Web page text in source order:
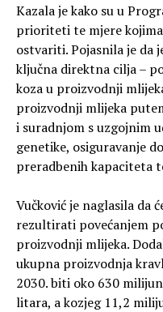
Kazala je kako su u
prioriteti te mjere
ostvariti. Pojasnila je
ključna direktna cilja –
koza u proizvodnji
proizvodnji mlijeka
i suradnjom s uzgojnim
genetike, osiguravanje
preradbenih kapaciteta
Vučković je naglasila da
rezultirati povećanjem
proizvodnji mlijeka.
ukupna proizvodnja
2030. biti oko 630
litara, a kozjeg 11,2